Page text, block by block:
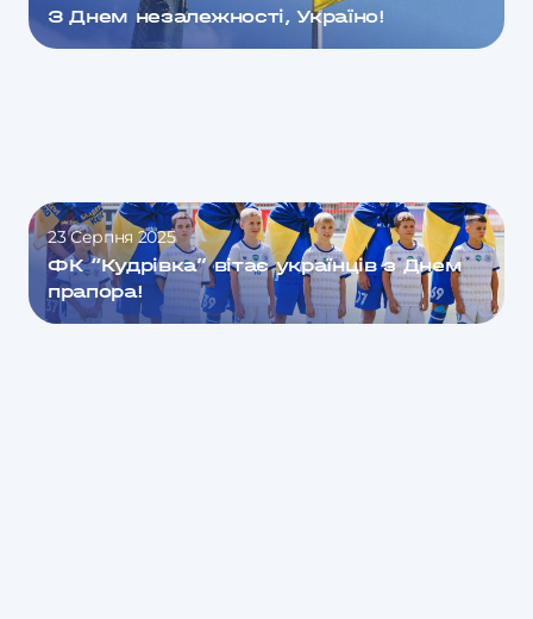
З Днем незалежності, Україно!
23 Серпня 2025
ФК “Кудрівка” вітає українців з Днем
прапора!